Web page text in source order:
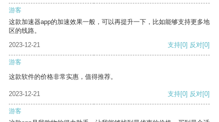
游客
这款加速器app的加速效果一般，可以再提升一下，比如能够支持更多地
区的线路。
2023-12-21
支持[0] 反对[0]
游客
这款软件的价格非常实惠，值得推荐。
2023-12-21 支持[0] 反对[0]
游客